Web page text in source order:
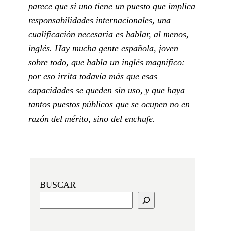
parece que si uno tiene un puesto que implica
responsabilidades internacionales, una
cualificación necesaria es hablar, al menos,
inglés. Hay mucha gente española, joven
sobre todo, que habla un inglés magnífico:
por eso irrita todavía más que esas
capacidades se queden sin uso, y que haya
tantos puestos públicos que se ocupen no en
razón del mérito, sino del enchufe.
BUSCAR